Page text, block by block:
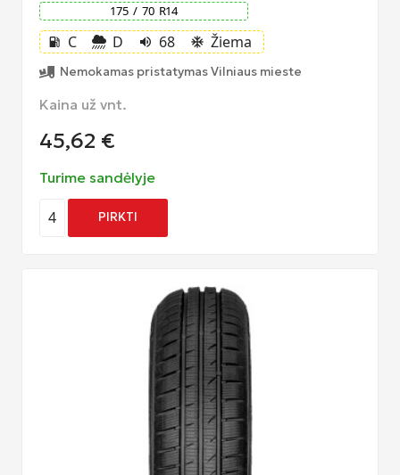
175 / 70 R14
local_gas_station C D volume_up 68 ac_unit Žiema
Nemokamas pristatymas Vilniaus mieste
Kaina už vnt.
45,62 €
Turime sandėlyje
4 PIRKTI